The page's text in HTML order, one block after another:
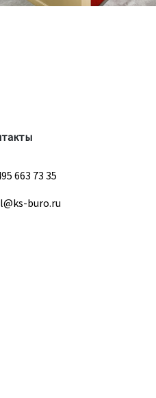
663 73 35
buro.ru